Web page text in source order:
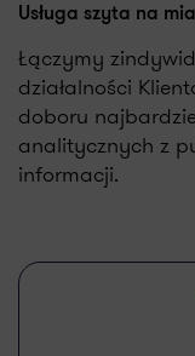
Usługa szyta na
Łączymy
działalności
doboru
analitycznych z
informacji.